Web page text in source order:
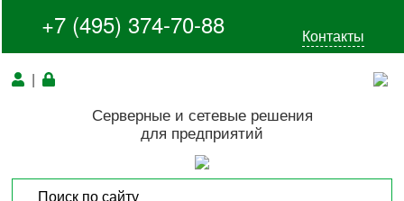
+7 (495) 374-70-88 Контакты
|
Серверные и сетевые решения
для предприятий